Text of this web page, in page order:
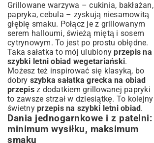
Grillowane warzywa – cukinia, bakłażan,
papryka, cebula – zyskują niesamowitą
głębię smaku. Połącz je z grillowanym
serem halloumi, świeżą miętą i sosem
cytrynowym. To jest po prostu obłędne.
Taka sałatka to mój ulubionyprzepis na
szybki letni obiad wegetariański.
Możesz też inspirować się klasyką, bo
dobry szybka sałatka grecka na obiad
przepisz dodatkiem grillowanej papryki
to zawsze strzał w dziesiątkę. To kolejny
świetny przepis na szybki letni obiad.
Dania jednogarnkowe i z patelni:
minimum wysiłku, maksimum
smaku